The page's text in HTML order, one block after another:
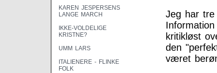
KAREN JESPERSENS
LANGE MARCH
IKKE-VOLDELIGE
KRISTNE?
UMM LARS
ITALIENERE - FLINKE
FOLK
Jeg har tre
kritikløst
den
været